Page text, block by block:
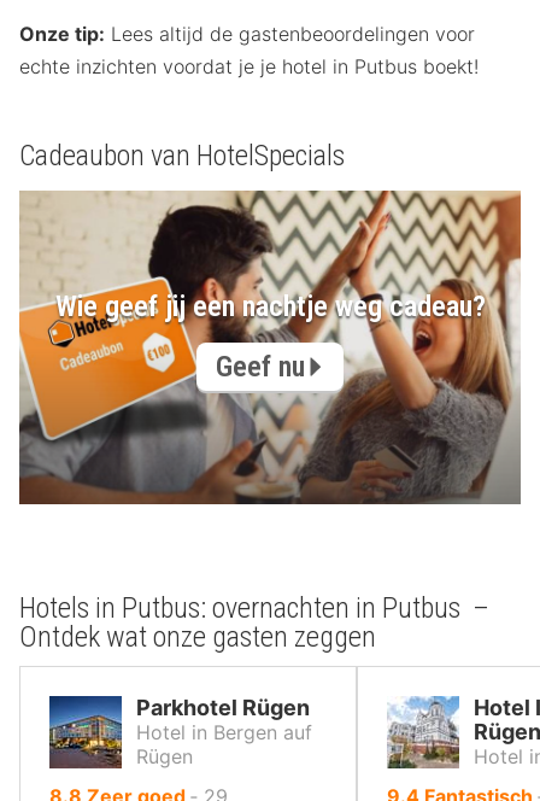
Onze tip: Lees altijd de gastenbeoordelingen voor
echte inzichten voordat je je hotel in Putbus boekt!
Cadeaubon van HotelSpecials
Wie geef jij een nachtje weg cadeau?
Geef nu
Hotels in Putbus: overnachten in Putbus –
Ontdek wat onze gasten zeggen
Parkhotel Rügen
Hotel in Bergen auf
Rügen
8.8 uit
Zeer goed ‐ 29
Hotel
Rügen
Hotel
9.4uit
Fantastisch